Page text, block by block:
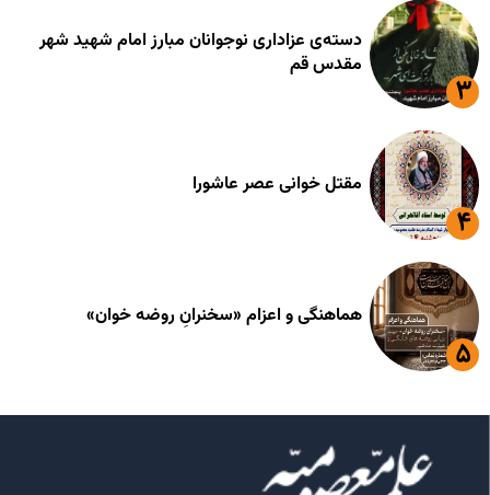
دسته‌ی عزاداری نوجوانان مبارز امام شهید شهر
مقدس قم
مقتل خوانی عصر عاشورا
هماهنگی و اعزام «سخنرانِ روضه خوان»